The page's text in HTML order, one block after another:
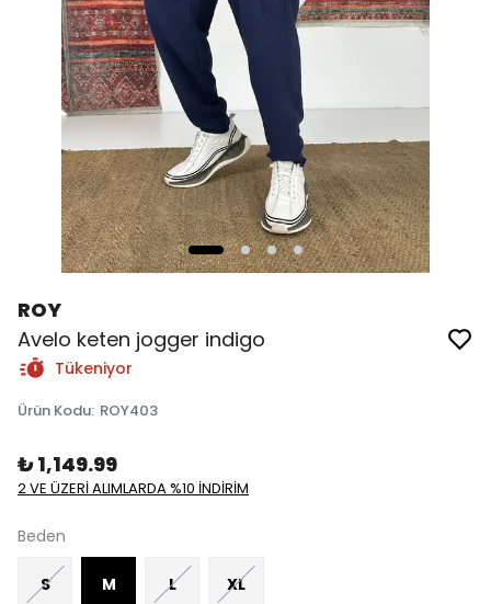
ROY
Avelo keten jogger indigo
Tükeniyor
Ürün Kodu: ROY403
₺ 1,149.99
2 VE ÜZERİ ALIMLARDA %10 İNDİRİM
Beden
S M L XL